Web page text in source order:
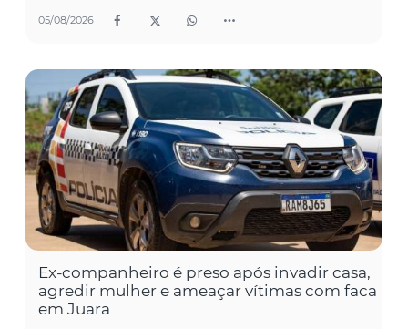
05/08/2026
Ex-companheiro é preso após invadir casa,
agredir mulher e ameaçar vítimas com faca
em Juara